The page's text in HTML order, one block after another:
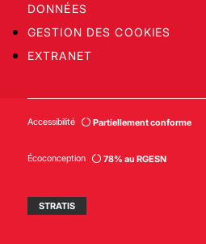
DONNÉES
GESTION DES COOKIES
EXTRANET
Accessibilité Partiellement conforme
Écoconception 78% au RGESN
STRATIS